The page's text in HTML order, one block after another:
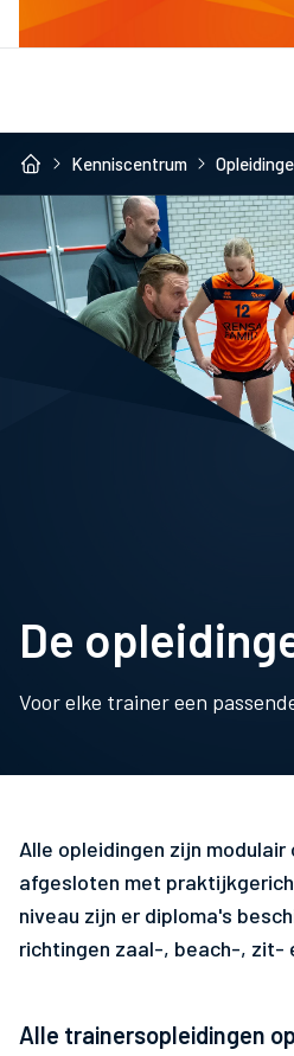
Kenniscentrum
De
Voor elke trainer een
Alle opleidingen zijn
afgesloten met
niveau zijn er diploma's
richtingen zaal-, beach-, zit-
Alle trainersopleidingen